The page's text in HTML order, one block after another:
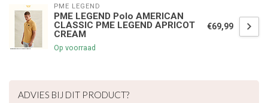
PME LEGEND
PME LEGEND Polo AMERICAN
CLASSIC PME LEGEND APRICOT
CREAM
Op voorraad
€69,99
ADVIES BIJ DIT PRODUCT?